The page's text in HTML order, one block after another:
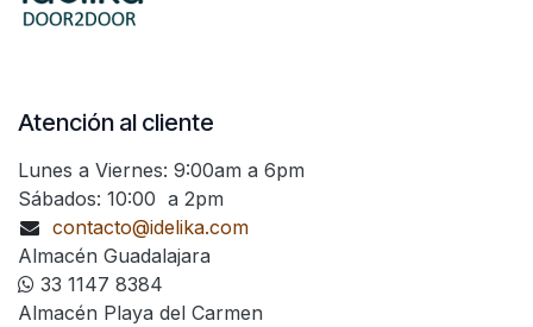
Atención al cliente
Lunes a Viernes: 9:00am a 6pm
Sábados: 10:00 a 2pm
contacto@idelika.com
Almacén Guadalajara
33 1147 8384
Almacén Playa del Carmen